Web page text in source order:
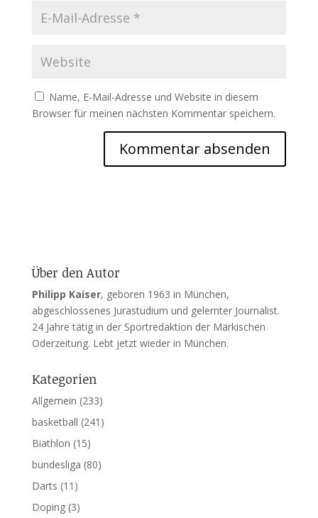
Name, E-Mail-Adresse und Website in diesem
Browser für meinen nächsten Kommentar speichern.
Über den Autor
Philipp Kaiser, geboren 1963 in München,
abgeschlossenes Jurastudium und gelernter Journalist.
24 Jahre tätig in der Sportredaktion der Märkischen
Oderzeitung. Lebt jetzt wieder in München.
Kategorien
Allgemein (233)
basketball (241)
Biathlon (15)
bundesliga (80)
Darts (11)
Doping(3)